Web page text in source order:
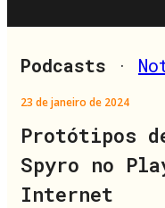
Podcasts ·
23 de janeiro de 2024
Protótipos
Spyro no
Internet